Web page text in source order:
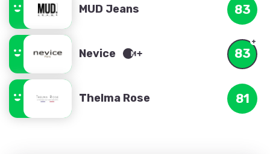
MUD Jeans 83
Nevice 83
Thelma Rose 81